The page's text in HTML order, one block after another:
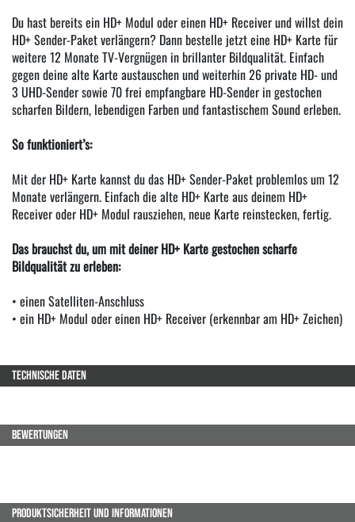
Du hast bereits ein HD+ Modul oder einen HD+ Receiver und willst dein
HD+ Sender-Paket verlängern? Dann bestelle jetzt eine HD+ Karte für
weitere 12 Monate TV-Vergnügen in brillanter Bildqualität. Einfach
gegen deine alte Karte austauschen und weiterhin 26 private HD- und
3 UHD-Sender sowie 70 frei empfangbare HD-Sender in gestochen
scharfen Bildern, lebendigen Farben und fantastischem Sound erleben.
So funktioniert’s:
Mit der HD+ Karte kannst du das HD+ Sender-Paket problemlos um 12
Monate verlängern. Einfach die alte HD+ Karte aus deinem HD+
Receiver oder HD+ Modul rausziehen, neue Karte reinstecken, fertig.
Das brauchst du, um mit deiner HD+ Karte gestochen scharfe
Bildqualität zu erleben:
• einen Satelliten-Anschluss
• ein HD+ Modul oder einen HD+ Receiver (erkennbar am HD+ Zeichen)
TECHNISCHE DATEN
BEWERTUNGEN
PRODUKTSICHERHEIT UND INFORMATIONEN